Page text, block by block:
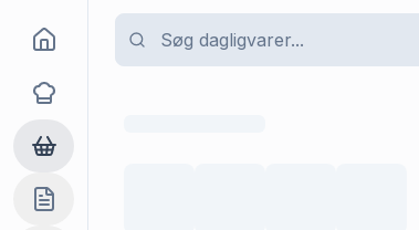
Goma
Opskrifter
Dagligvarer
Indkøbslisten